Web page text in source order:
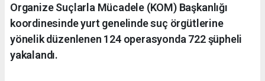
Organize Suçlarla Mücadele (KOM) Başkanlığı
koordinesinde yurt genelinde suç örgütlerine
yönelik düzenlenen 124 operasyonda 722 şüpheli
yakalandı.